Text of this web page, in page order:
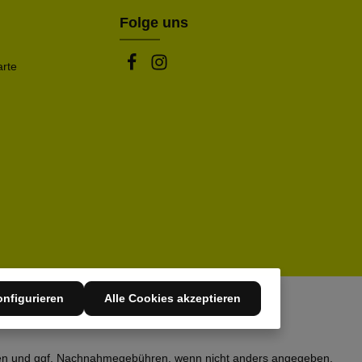
Folge uns
und ggf. Nachnahmegebühren, wenn nicht anders angegeben.
Alle Cookies akzeptieren